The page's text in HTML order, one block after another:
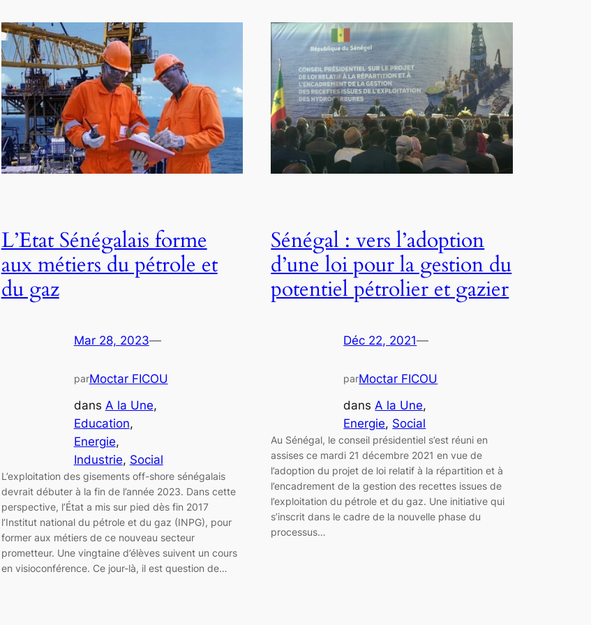
L’Etat Sénégalais forme
aux métiers du pétrole et
du gaz
Mar 28, 2023—
parMoctar FICOU
dans A la Une
Education
Energie
Industrie, Social
L’exploitation des gisements off-shore sénégalais
devrait débuter à la fin de l’année 2023. Dans cette
perspective, l’État a mis sur pied dès fin 2017
l’Institut national du pétrole et du gaz (INPG), pour
former aux métiers de ce nouveau secteur
prometteur. Une vingtaine d’élèves suivent un cours
en visioconférence. Ce jour-là, il est question de…
Sénégal : vers l’adoption
d’une loi pour la gestion du
potentiel pétrolier et gazier
Déc 22, 2021—
parMoctar FICOU
dansA la Une
Energie, Social
Au Sénégal, le conseil présidentiel s’est réuni en
assises ce mardi 21 décembre 2021 en vue de
l’adoption du projet de loi relatif à la répartition et à
l’encadrement de la gestion des recettes issues de
l’exploitation du pétrole et du gaz. Une initiative qui
s’inscrit dans le cadre de la nouvelle phase du
processus…